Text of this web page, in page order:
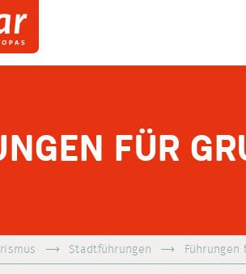
FÜR
Stadtführungen Führungen